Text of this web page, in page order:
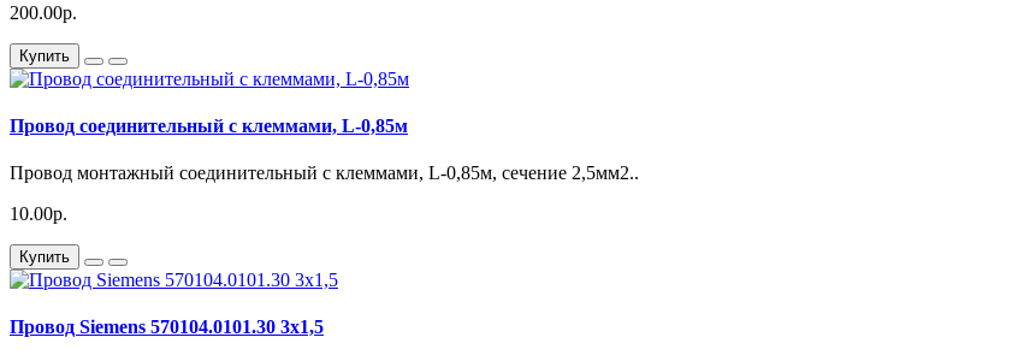
200.00р.
Купить
Провод соединительный с клеммами, L-0,85м
Провод монтажный соединительный с клеммами, L-0,85м, сечение 2,5мм2..
10.00р.
Купить
Провод Siemens 570104.0101.30 3х1,5